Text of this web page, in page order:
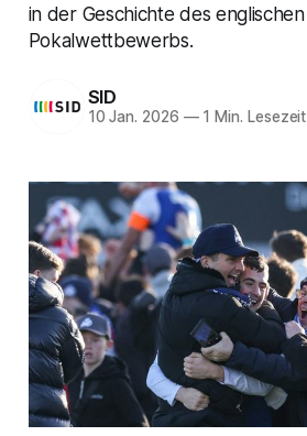
in der Geschichte des englischen
Pokalwettbewerbs.
SID
10 Jan. 2026 —1 Min. Lesezeit